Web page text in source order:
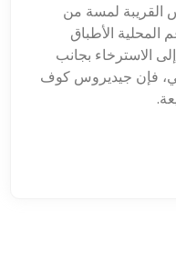
القريبة لمسة من
الأطباق
الاسترخاء بجانب
فإن جيديروس كوف